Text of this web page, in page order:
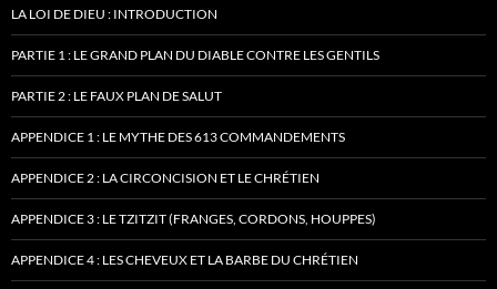
LA LOI DE DIEU : INTRODUCTION
PARTIE 1 : LE GRAND PLAN DU DIABLE CONTRE LES GENTILS
PARTIE 2 : LE FAUX PLAN DE SALUT
APPENDICE 1 : LE MYTHE DES 613 COMMANDEMENTS
APPENDICE 2 : LA CIRCONCISION ET LE CHRÉTIEN
APPENDICE 3 : LE TZITZIT (FRANGES, CORDONS, HOUPPES)
APPENDICE 4 : LES CHEVEUX ET LA BARBE DU CHRÉTIEN